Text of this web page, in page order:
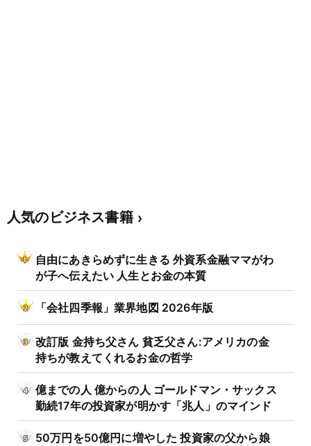
人気のビジネス書籍
自由にあきらめずに生きる 外資系金融ママがわ
が子へ伝えたい 人生とお金の本質
「会社四季報」業界地図 2026年版
改訂版 金持ち父さん 貧乏父さん:アメリカの金
持ちが教えてくれるお金の哲学
億までの人 億からの人 ゴールドマン・サックス
勤続17年の投資家が明かす「兆人」のマインド
50万円を50億円に増やした 投資家の父から娘